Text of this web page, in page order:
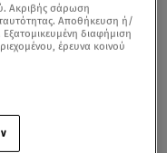
Ακριβής σάρωση
Αποθήκευση ή/
διαφήμιση
έρευνα κοινού